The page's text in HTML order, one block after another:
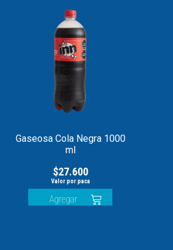
Gaseosa Cola Negra 1000
ml
$27.600
Agregar